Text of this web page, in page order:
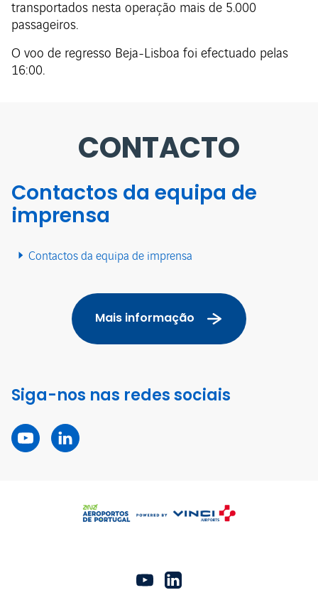
transportados nesta operação mais de 5.000
passageiros.
O voo de regresso Beja-Lisboa foi efectuado pelas
16:00.
CONTACTO
Contactos da equipa de
imprensa
Contactos da equipa de imprensa
Mais informação
Siga-nos nas redes sociais